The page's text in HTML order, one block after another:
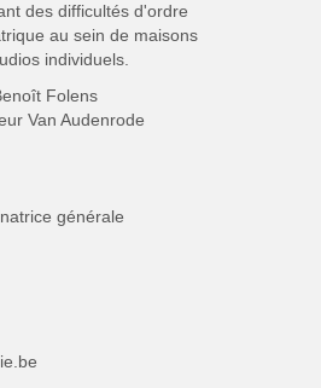
des difficultés d'ordre
au sein de maisons
individuels.
Folens
Van Audenrode
générale